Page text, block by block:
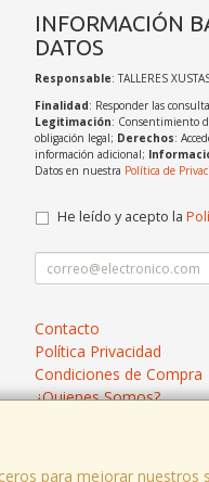
para mejorar nuestros
INFORMACIÓN
DATOS
Responsable: TALLERES
Finalidad: Responder las
Legitimación: Consentimiento
obligación legal; Derechos:
información adicional;
Datos en nuestra Política de
He leído y acepto la
Contacto
Política Privacidad
Condiciones de Compra
¿Quienes Somos?